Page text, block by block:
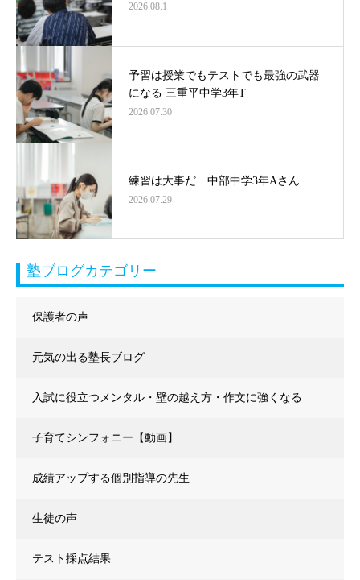
2026.08.1
予習は授業でもテストでも最強の武器
になる 三重平中学3年T
2026.07.30
練習は大事だ 中部中学3年Aさん
2026.07.29
塾ブログカテゴリー
保護者の声
元気の出る塾長ブログ
入試に役立つメンタル・壁の越え方・作文に強くなる
子育てシンフォニー【動画】
成績アップする個別指導の先生
生徒の声
テスト採点結果